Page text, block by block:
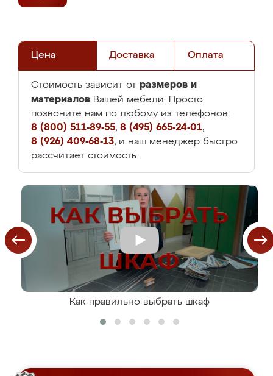
Цена Доставка Оплата
Стоимость зависит от размеров и
материалов Вашей мебели. Просто
позвоните нам по любому из телефонов:
8 (800) 511-89-55, 8 (495) 665-24-01,
8 (926) 409-68-13, и наш менеджер быстро
рассчитает стоимость.
Как правильно выбрать шкаф